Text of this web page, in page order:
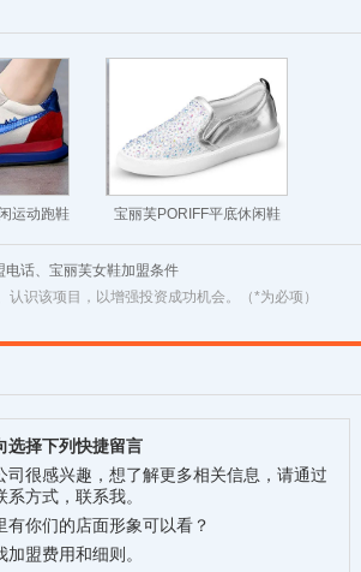
运动跑鞋 宝丽芙PORIFF平底休闲鞋
话、宝丽芙女鞋加盟条件
识该项目，以增强投资成功机会。（*为必项）
选择下列快捷留言
司很感兴趣，想了解更多相关信息，请通过
系方式，联系我。
有你们的店面形象可以看？
加盟费用和细则。